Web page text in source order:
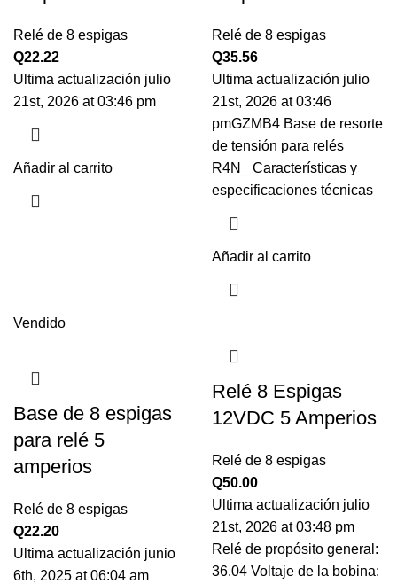
Relé de 8 espigas
Q22.22
Ultima actualización julio
21st, 2026 at 03:46 pm
Añadir al carrito
Relé de 8 espigas
Q35.56
Ultima actualización julio
21st, 2026 at 03:46
pmGZMB4 Base de resorte
de tensión para relés
R4N_ Características y
especificaciones técnicas
Añadir al carrito
Vendido
Base de 8 espigas
para relé 5
amperios
Relé de 8 espigas
Q22.20
Ultima actualización junio
6th, 2025 at 06:04 am
Relé 8 Espigas
12VDC 5 Amperios
Relé de 8 espigas
Q50.00
Ultima actualización julio
21st, 2026 at 03:48 pm
Relé de propósito general:
36.04 Voltaje de la bobina: